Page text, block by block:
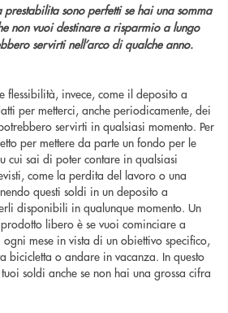
sono perfetti se hai una somma
non vuoi destinare a risparmio a lungo
servirti nell’arco di qualche anno.
flessibilità, invece, come il deposito a
per metterci, anche periodicamente, dei
servirti in qualsiasi momento. Per
per mettere da parte un fondo per le
cui sai di poter contare in qualsiasi
come la perdita del lavoro o una
questi soldi in un deposito a
disponibili in qualunque momento. Un
libero è se vuoi cominciare a
mese in vista di un obiettivo specifico,
bicicletta o andare in vacanza. In questo
soldi anche se non hai una grossa cifra